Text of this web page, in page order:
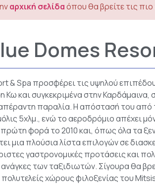
αρχική σελίδαόπου θα βρείτε τις
Domes
& Spa προσφέρει τις υψηλού
και συγκεκριμένα στην Καρδάμαινα,
παραλία. Η απόστασή του από
5χλμ., ενώ το αεροδρόμιο απέχει
φορά το 2010 και, όπως όλα τα
μια πλούσια λίστα επιλογών σε
γαστρονομικές προτάσεις και
των ταξιδιωτών. Σίγουρα θα
χώρους φιλοξενίας του